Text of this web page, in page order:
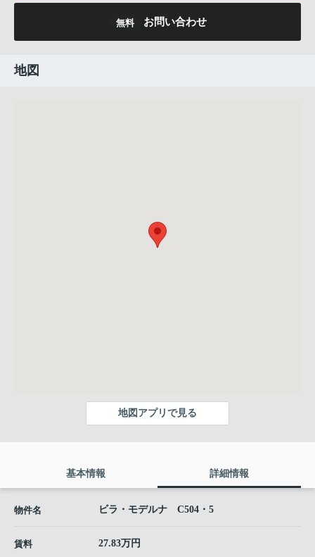
無料 お問い合わせ
地図
地図アプリで見る
基本情報 詳細情報
物件名 ビラ・モデルナ C504・5
賃料 27.83万円